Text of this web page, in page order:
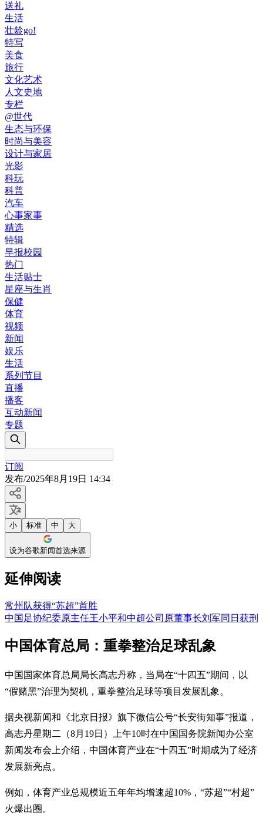
送礼
生活
壮龄go!
特写
美食
旅行
文化艺术
人文史地
专栏
@世代
生态与环保
时尚与美容
设计与家居
光影
科玩
科普
汽车
心事家事
精选
特辑
早报校园
热门
生活贴士
星座与生肖
保健
体育
视频
新闻
娱乐
生活
系列节目
直播
播客
互动新闻
专题
订阅
发布/2025年8月19日 14:34
小 标准 中 大
设为谷歌新闻首选来源
延伸阅读
常州队获得“苏超”首胜
中国足协纪委原主任王小平和中超公司原董事长刘军同日获刑
中国体育总局：重拳整治足球乱象
中国国家体育总局局长高志丹称，当局在“十四五”期间，以
“假赌黑”治理为契机，重拳整治足球等项目发展乱象。
据央视新闻和《北京日报》旗下微信公号“长安街知事”报道，
高志丹星期二（8月19日）上午10时在中国国务院新闻办公室
新闻发布会上介绍，中国体育产业在“十四五”时期成为了经济
发展新亮点。
例如，体育产业总规模近五年年均增速超10%，“苏超”“村超”
火爆出圈。